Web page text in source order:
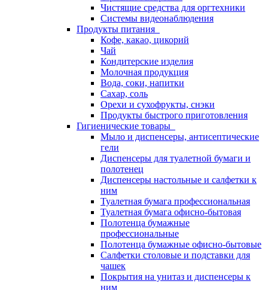
Чистящие средства для оргтехники
Системы видеонаблюдения
Продукты питания
Кофе, какао, цикорий
Чай
Кондитерские изделия
Молочная продукция
Вода, соки, напитки
Сахар, соль
Орехи и сухофрукты, снэки
Продукты быстрого приготовления
Гигиенические товары
Мыло и диспенсеры, антисептические
гели
Диспенсеры для туалетной бумаги и
полотенец
Диспенсеры настольные и салфетки к
ним
Туалетная бумага профессиональная
Туалетная бумага офисно-бытовая
Полотенца бумажные
профессиональные
Полотенца бумажные офисно-бытовые
Салфетки столовые и подставки для
чашек
Покрытия на унитаз и диспенсеры к
ним